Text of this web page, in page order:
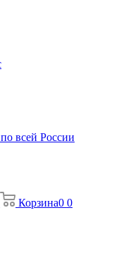
всей России
Корзина0 0